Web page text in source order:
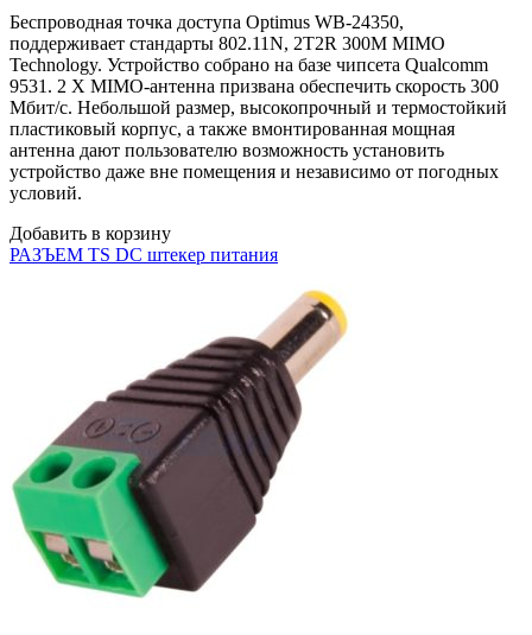
Беспроводная точка доступа Optimus WB-24350,
поддерживает стандарты 802.11N, 2T2R 300M MIMO
Technology. Устройство собрано на базе чипсета Qualcomm
9531. 2 X MIMO-антенна призвана обеспечить скорость 300
Мбит/с. Небольшой размер, высокопрочный и термостойкий
пластиковый корпус, а также вмонтированная мощная
антенна дают пользователю возможность установить
устройство даже вне помещения и независимо от погодных
условий.
Добавить в корзину
РАЗЪЕМ TS DC штекер питания